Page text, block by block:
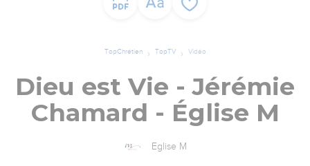
TopChrétien TopTV Vidéo
Dieu est Vie - Jérémie
Chamard - Église M
Eglise M